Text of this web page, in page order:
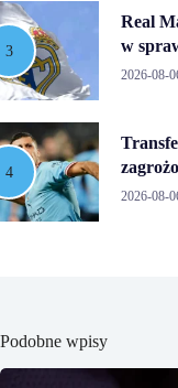
Real
w
2026-08-
2026-08-
Podobne wpisy